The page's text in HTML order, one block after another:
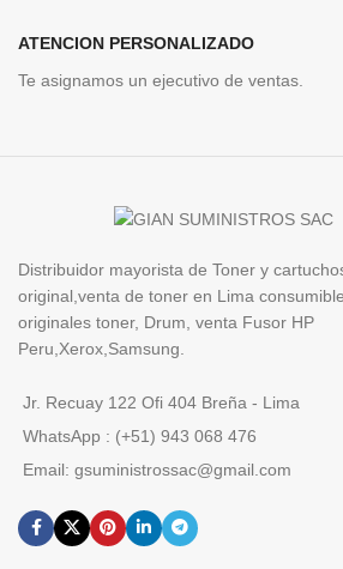
ATENCION PERSONALIZADO
Te asignamos un ejecutivo de ventas.
Distribuidor mayorista de Toner y
original,venta de toner en Lima
originales toner, Drum, venta Fusor HP
Peru,Xerox,Samsung.
Jr. Recuay 122 Ofi 404 Breña - Lima
WhatsApp : (+51) 943 068 476
Email: gsuministrossac@gmail.com